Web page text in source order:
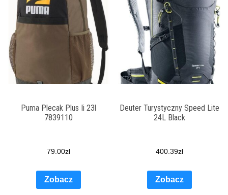
Puma Plecak Plus Ii 23l
7839110
79.00zł
Zobacz
Deuter Turystyczny Speed Lite
24L Black
400.39zł
Zobacz